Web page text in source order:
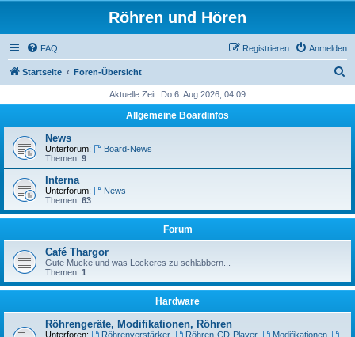
Röhren und Hören
FAQ Anmelden
Registrieren
Startseite Foren-Übersicht
h
Aktuelle Zeit: Do 6. Aug 2026, 04:09
Allgemeine Boardinfos
News
Unterforum:
Board-News
Themen: 9
Interna
Unterforum:
News
Themen: 63
Forum
Café Thargor
Gute Mucke und was Leckeres zu schlabbern...
Themen: 1
Hardware
Röhrengeräte, Modifikationen, Röhren
Unterforen: Röhrenverstärker, Röhren-CD-Player, Modifikationen,